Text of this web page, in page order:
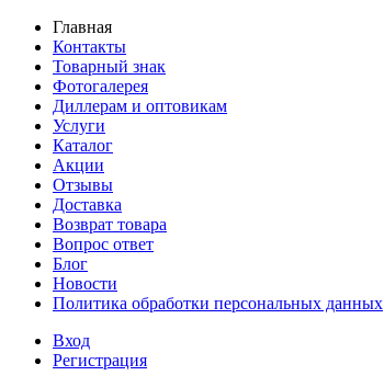
Главная
Контакты
Товарный знак
Фотогалерея
Диллерам и оптовикам
Услуги
Каталог
Акции
Отзывы
Доставка
Возврат товара
Вопрос ответ
Блог
Новости
Политика обработки персональных данных
Вход
Регистрация